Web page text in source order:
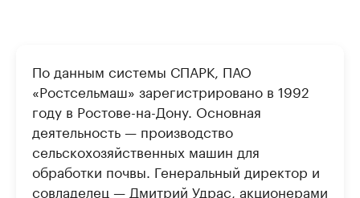
По данным системы СПАРК, ПАО
«Ростсельмаш» зарегистрировано в 1992
году в Ростове-на-Дону. Основная
деятельность — производство
сельскохозяйственных машин для
обработки почвы. Генеральный директор и
совладелец — Дмитрий Удрас, акционерами